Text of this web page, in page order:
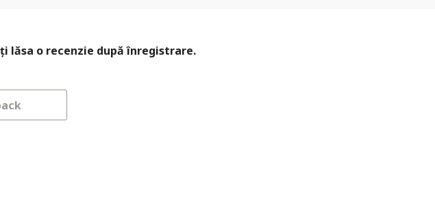
lăsa o recenzie după înregistrare.